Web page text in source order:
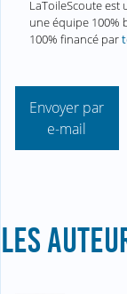
LaToileScoute est
une équipe 100%
100% financé par
Envoyer par
e-mail
LES